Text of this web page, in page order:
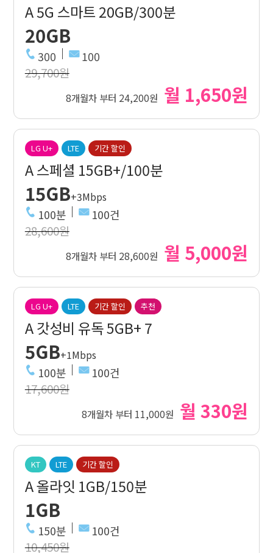
A 5G 스마트 20GB/300분
20GB
300 100
29,700원
8개월차 부터 24,200원 월 1,650원
LG U+ LTE 기간 할인
A 스페셜 15GB+/100분
15GB+3Mbps
100분 100건
28,600원
8개월차 부터 28,600원 월 5,000원
LG U+ LTE 기간 할인 추천
A 갓성비 유독 5GB+ 7
5GB+1Mbps
100분 100건
17,600원
8개월차 부터 11,000원 월 330원
KT LTE 기간 할인
A 올라잇 1GB/150분
1GB
150분 100건
10,450원